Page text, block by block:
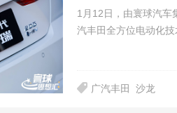
1月12日，由寰球汽
汽丰田全方位电动化
广汽丰田 沙龙